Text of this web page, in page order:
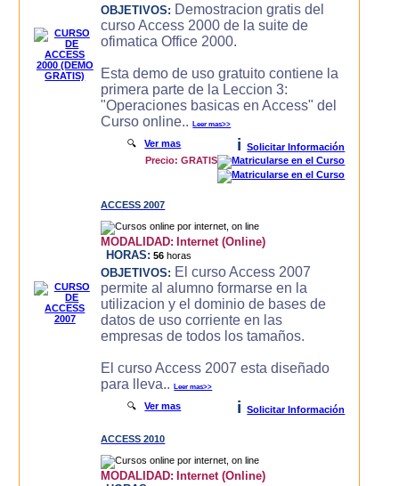
OBJETIVOS: Demostracion gratis del
curso Access 2000 de la suite de
ofimatica Office 2000.
Esta demo de uso gratuito contiene la
primera parte de la Leccion 3:
"Operaciones basicas en Access" del
Curso online..Leer mas>>
🔍Ver mas i
Solicitar Información
Precio: GRATIS
ACCESS 2007
MODALIDAD: Internet (Online)
HORAS: 56 horas
OBJETIVOS: El curso Access 2007
permite al alumno formarse en la
utilizacion y el dominio de bases de
datos de uso corriente en las
empresas de todos los tamaños.
El curso Access 2007 esta diseñado
para lleva..Leer mas>>
🔍Ver mas i Solicitar Información
ACCESS 2010
MODALIDAD: Internet (Online)